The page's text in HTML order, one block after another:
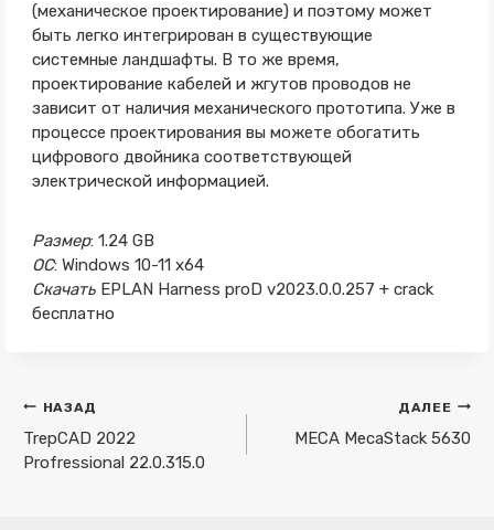
(механическое проектирование) и поэтому может
быть легко интегрирован в существующие
системные ландшафты. В то же время,
проектирование кабелей и жгутов проводов не
зависит от наличия механического прототипа. Уже в
процессе проектирования вы можете обогатить
цифрового двойника соответствующей
электрической информацией.
Размер: 1.24 GB
ОС: Windows 10-11 x64
Скачать EPLAN Harness proD v2023.0.0.257 + crack
бесплатно
Навигация
по
записям
НАЗАД
TrepCAD 2022
Profressional 22.0.315.0
ДАЛЕЕ
MECA MecaStack 5630